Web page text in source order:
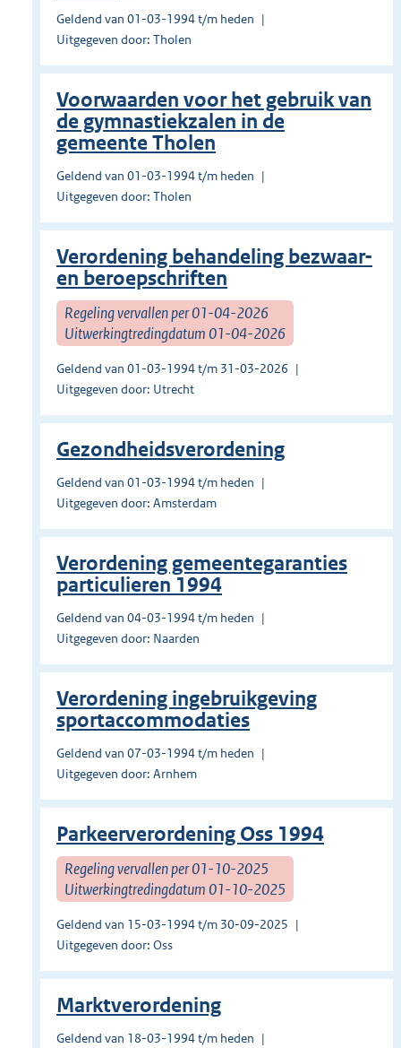
Geldend van 01-03-1994 t/m heden
Uitgegeven door: Tholen
Voorwaarden voor het gebruik van
de gymnastiekzalen in de
gemeente Tholen
Geldend van 01-03-1994 t/m heden
Uitgegeven door: Tholen
Verordening behandeling bezwaar-
en beroepschriften
Regeling vervallen per 01-04-2026
Uitwerkingtredingdatum 01-04-2026
Geldend van 01-03-1994 t/m 31-03-2026
Uitgegeven door: Utrecht
Gezondheidsverordening
Geldend van 01-03-1994 t/m heden
Uitgegeven door: Amsterdam
Verordening gemeentegaranties
particulieren 1994
Geldend van 04-03-1994 t/m heden
Uitgegeven door: Naarden
Verordening ingebruikgeving
sportaccommodaties
Geldend van 07-03-1994 t/m heden
Uitgegeven door: Arnhem
Parkeerverordening Oss 1994
Regeling vervallen per 01-10-2025
Uitwerkingtredingdatum 01-10-2025
Geldend van 15-03-1994 t/m 30-09-2025
Uitgegeven door: Oss
Marktverordening
Geldend van 18-03-1994 t/m heden